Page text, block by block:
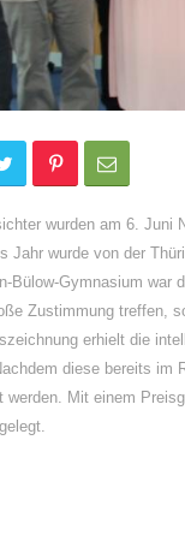
wurden am 6. Juni
Jahr wurde von der
Bülow-Gymnasium war
Zustimmung treffen,
erhielt die
diese bereits im
werden. Mit einem